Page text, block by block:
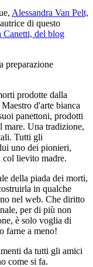
Alessandra Van Pelt,
di questo
Canetti, del blog
preparazione
prodotte dalla
d'arte bianca
panettoni, prodotti
mare. Una tradizione,
Tutti gli
uno dei pionieri,
col lievito madre.
della piada dei morti,
in qualche
nel web. Che diritto
per di più non
è solo voglia di
farne a meno!
da tutti gli amici
come si fa.